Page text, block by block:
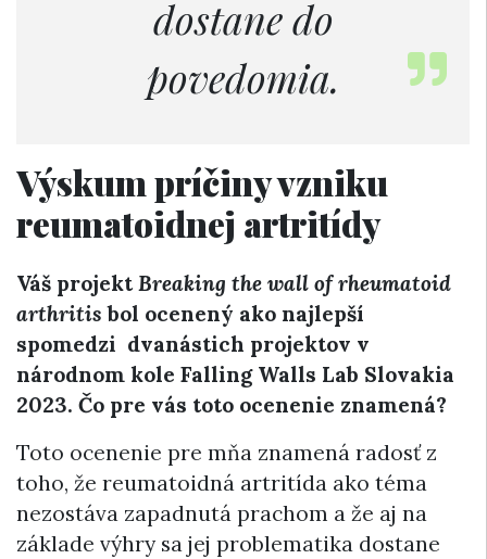
dostane do
povedomia.
Výskum príčiny vzniku
reumatoidnej artritídy
Váš projektBreaking the wall of rheumatoid
arthritis bol ocenený ako najlepší
spomedzi dvanástich projektov v
národnom kole Falling Walls Lab Slovakia
2023. Čo pre vás toto ocenenie znamená?
Toto ocenenie pre mňa znamená radosť z
toho, že reumatoidná artritída ako téma
nezostáva zapadnutá prachom a že aj na
základe výhry sa jej problematika dostane